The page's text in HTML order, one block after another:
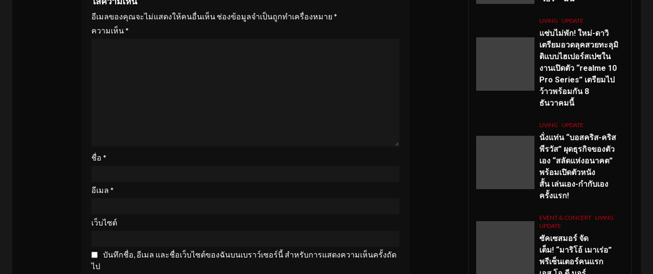
อีเมลของคุณจะไม่แสดงให้คนอื่นเห็น ช่องข้อมูลจำเป็นถูกทำเครื่องหมาย *
ความเห็น*
ชื่อ *
อีเมล *
เว็บไซต์
บันทึกชื่อ, อีเมล และชื่อเว็บไซต์ของฉันบนเบราว์เซอร์นี้ สำหรับการแสดงความเห็นครั้งถัด
ไป
LIVING UPDATE
แซ่บไม่พัก! ใหม่-ดาวิ
เตรียมอวดลุคสวยทะลุมิ
ติแบบไฮเปอร์สเปซใน
งานเปิดตัว “realme 10
Pro Series” เตรียมไป
ว้าวพร้อมกัน 8
ธันวาคมนี้
LIVING UPDATE
นั่งแท่น “บอสคริส-คริส
พีรวัส” ผุดธุรกิจของตัว
เอง “สลัดแห่งอนาคต”
พร้อมเปิดตัวหนัง
สั้น เล่นเอง-กำกับเอง
ครั้งแรก!
EVENT & CONCERT LIVING
UPDATE
ซัคเซสมอร์ จัด
เต็ม! “มาริโอ้ เมาเร่อ”
พรีเซ็นเตอร์คนแรก